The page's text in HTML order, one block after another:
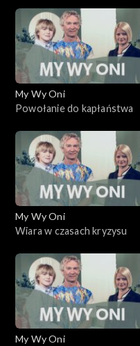
My Wy Oni
Powołanie do kapłaństwa
My Wy Oni
Wiara w czasach kryzysu
My Wy Oni